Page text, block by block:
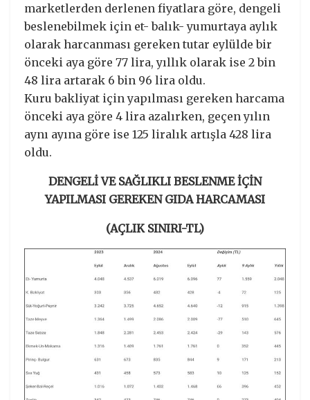
marketlerden derlenen fiyatlara göre, dengeli
beslenebilmek için et- balık- yumurtaya aylık
olarak harcanması gereken tutar eylülde bir
önceki aya göre 77 lira, yıllık olarak ise 2 bin
48 lira artarak 6 bin 96 lira oldu.
Kuru bakliyat için yapılması gereken harcama
önceki aya göre 4 lira azalırken, geçen yılın
aynı ayına göre ise 125 liralık artışla 428 lira
oldu.
DENGELİ VE SAĞLIKLI BESLENME İÇİN
YAPILMASI GEREKEN GIDA HARCAMASI
(AÇLIK SINIRI-TL)